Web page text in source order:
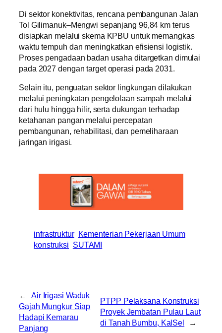
Di sektor konektivitas, rencana pembangunan Jalan
Tol Gilimanuk–Mengwi sepanjang 96,84 km terus
disiapkan melalui skema KPBU untuk memangkas
waktu tempuh dan meningkatkan efisiensi logistik.
Proses pengadaan badan usaha ditargetkan dimulai
pada 2027 dengan target operasi pada 2031.
Selain itu, penguatan sektor lingkungan dilakukan
melalui peningkatan pengelolaan sampah melalui
dari hulu hingga hilir, serta dukungan terhadap
ketahanan pangan melalui percepatan
pembangunan, rehabilitasi, dan pemeliharaan
jaringan irigasi.
infrastruktur Kementerian Pekerjaan Umum
konstruksi SUTAMI
←
Air Irigasi Waduk
Gajah Mungkur Siap
Hadapi Kemarau
Panjang
PTPP Pelaksana Konstruksi
Proyek Jembatan Pulau Laut
di Tanah Bumbu, KalSel
→